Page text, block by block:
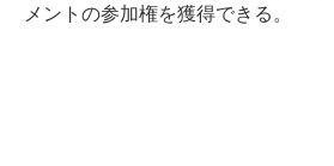
メントの参加権を獲得できる。